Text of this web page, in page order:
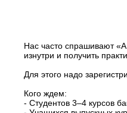
Нас часто спрашивают
изнутри и получить
Для этого надо
Кого ждем:
- Студентов 3–4 курсов